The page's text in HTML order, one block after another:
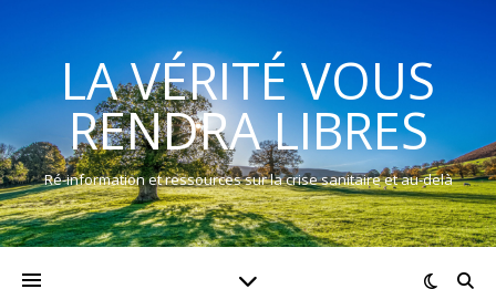
LA VÉRITÉ VOUS
RENDRA LIBRES
Ré-information et ressources sur la crise sanitaire et au-delà